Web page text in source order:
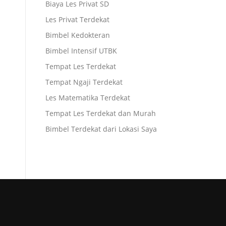
Biaya Les Privat SD
Les Privat Terdekat
Bimbel Kedokteran
Bimbel Intensif UTBK
Tempat Les Terdekat
Tempat Ngaji Terdekat
Les Matematika Terdekat
Tempat Les Terdekat dan Murah
Bimbel Terdekat dari Lokasi Saya